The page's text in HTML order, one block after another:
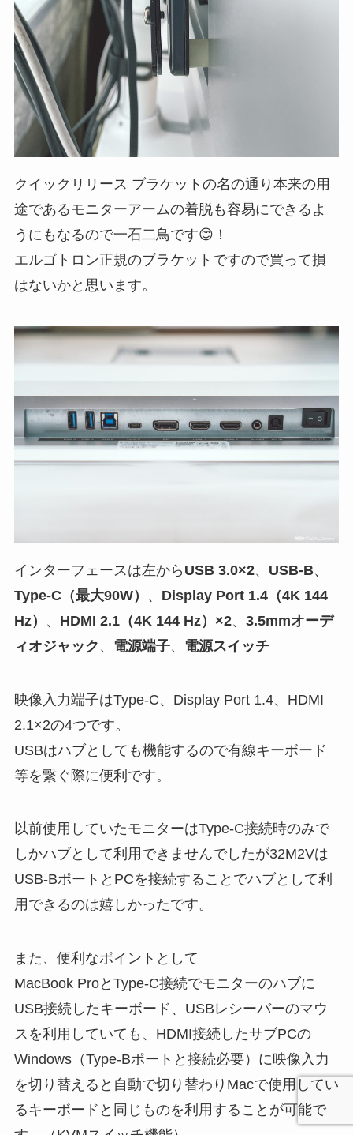
クイックリリース ブラケットの名の通り本来の用
途であるモニターアームの着脱も容易にできるよ
うにもなるので一石二鳥です😊！
エルゴトロン正規のブラケットですので買って損
はないかと思います。
インターフェースは左から USB 3.0×2、 USB-B、
Type-C（最大90W）
、 Display Port 1.4（4K 144
Hz）
、 HDMI 2.1（4K 144 Hz）×2、 3.5mmオーデ
ィオジャック 、 電源端子、 電源スイッチ
映像入力端子はType-C、Display Port 1.4、HDMI
2.1×2の4つです。
USBはハブとしても機能するので有線キーボード
等を繋ぐ際に便利です。
以前使用していたモニターはType-C接続時のみで
しかハブとして利用できませんでしたが32M2Vは
USB-BポートとPCを接続することでハブとして利
用できるのは嬉しかったです。
また、便利なポイントとして
MacBook ProとType-C接続でモニターのハブに
USB接続したキーボード、USBレシーバーのマウ
スを利用していても、HDMI接続したサブPCの
Windows（Type-Bポートと接続必要）に映像入力
を切り替えると自動で切り替わりMacで使用してい
るキーボードと同じものを利用することが可能で